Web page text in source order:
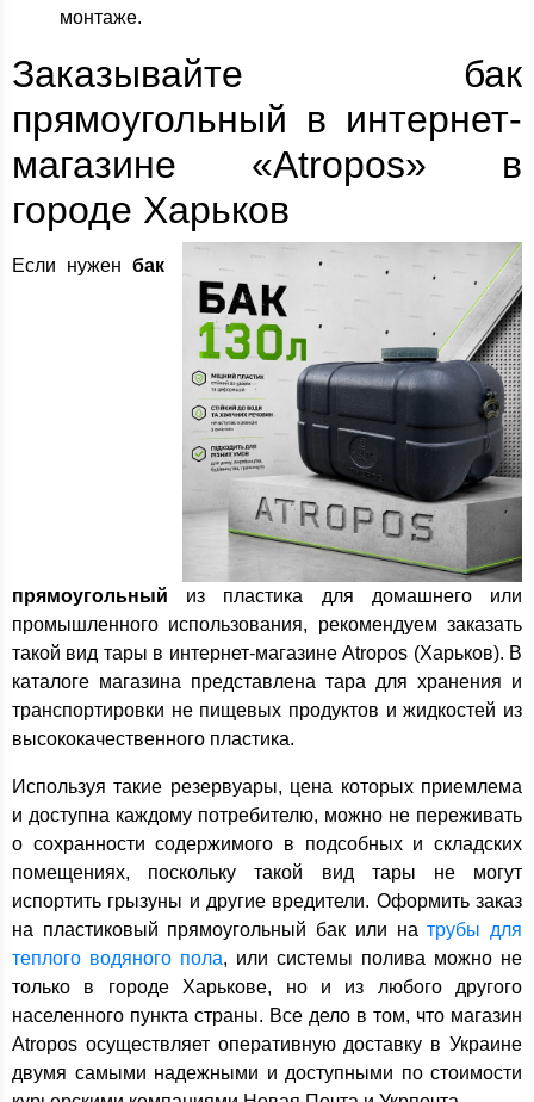
монтаже.
Заказывайте бак
прямоугольный в интернет-
магазине «Atropos» в
городе Харьков
Если нужен бак
прямоугольный из пластика для домашнего или
промышленного использования, рекомендуем заказать
такой вид тары в интернет-магазине Atropos (Харьков). В
каталоге магазина представлена тара для хранения и
транспортировки не пищевых продуктов и жидкостей из
высококачественного пластика.
Используя такие резервуары, цена которых приемлема
и доступна каждому потребителю, можно не переживать
о сохранности содержимого в подсобных и складских
помещениях, поскольку такой вид тары не могут
испортить грызуны и другие вредители. Оформить заказ
на пластиковый прямоугольный бак или натрубы для
теплого водяного пола, или системы полива можно не
только в городе Харькове, но и из любого другого
населенного пункта страны. Все дело в том, что магазин
Atropos осуществляет оперативную доставку в Украине
двумя самыми надежными и доступными по стоимости